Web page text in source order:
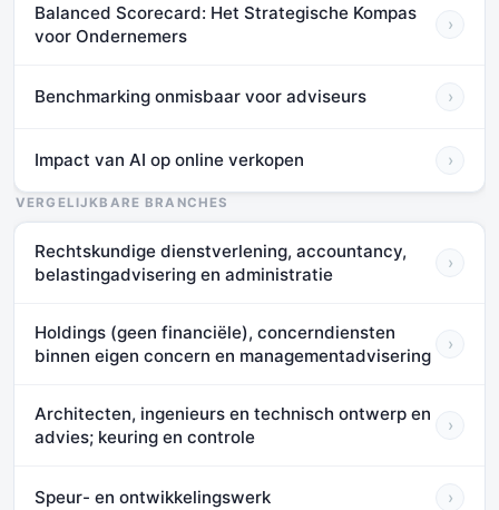
Balanced Scorecard: Het Strategische Kompas
voor Ondernemers
›
Benchmarking onmisbaar voor adviseurs ›
Impact van AI op online verkopen ›
VERGELIJKBARE BRANCHES
Rechtskundige dienstverlening, accountancy,
belastingadvisering en administratie
›
Holdings (geen financiële), concerndiensten
binnen eigen concern en managementadvisering
›
Architecten, ingenieurs en technisch ontwerp en
advies; keuring en controle
›
Speur- en ontwikkelingswerk ›